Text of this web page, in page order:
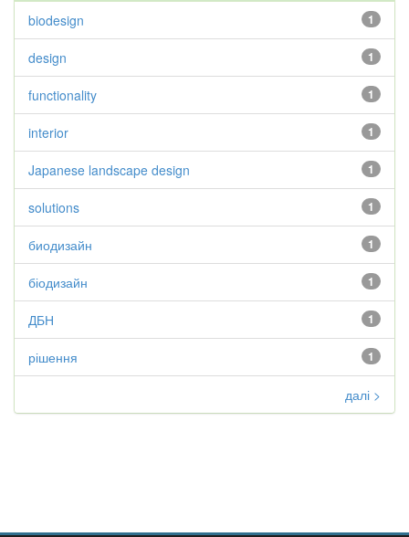
1
biodesign
1
design
1
functionality
1
interior
1
Japanese landscape design
1
solutions
1
биодизайн
1
біодизайн
1
ДБН
1
рішення
далі >